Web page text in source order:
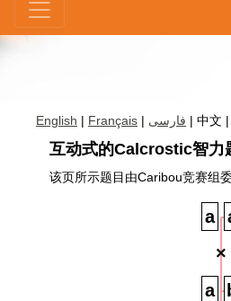
English | Français | فارسی | 中文 |
互动式的Calcrostic智力
该页所示题目由Caribou竞赛组
×